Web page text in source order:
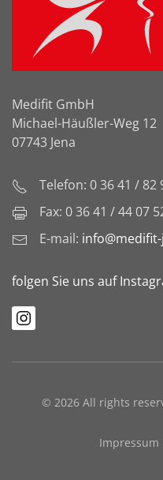
Medifit GmbH
Michael-Häußler-Weg 12
07743 Jena
Telefon: 0 36 41 / 82
Fax: 0 36 41 / 44 07
E-mail:
folgen Sie uns auf
© 2026 All rights
Impressum